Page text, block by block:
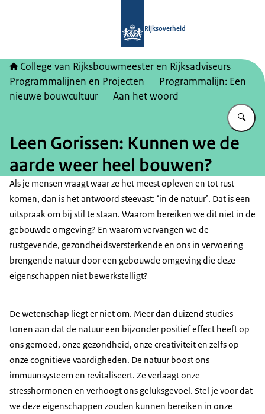
Rijksoverheid
College van Rijksbouwmeester en Rijksadviseurs
Programmalijnen en Projecten
Programmalijn: Een
nieuwe bouwcultuur
Aan het woord
Leen Gorissen: Kunnen we de
aarde weer heel bouwen?
Als je mensen vraagt waar ze het meest opleven en tot rust
komen, dan is het antwoord steevast: ‘in de natuur’. Dat is een
uitspraak om bij stil te staan. Waarom bereiken we dit niet in de
gebouwde omgeving? En waarom vervangen we de
rustgevende, gezondheidsversterkende en ons in vervoering
brengende natuur door een gebouwde omgeving die deze
eigenschappen niet bewerkstelligt?
De wetenschap liegt er niet om. Meer dan duizend studies
tonen aan dat de natuur een bijzonder positief effect heeft op
ons gemoed, onze gezondheid, onze creativiteit en zelfs op
onze cognitieve vaardigheden. De natuur boost ons
immuunsysteem en revitaliseert. Ze verlaagt onze
stresshormonen en verhoogt ons geluksgevoel. Stel je voor dat
we deze eigenschappen zouden kunnen bereiken in onze